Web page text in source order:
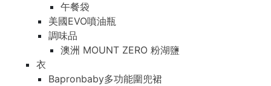
午餐袋
美國EVO噴油瓶
調味品
澳洲 MOUNT ZERO 粉湖鹽
衣
Bapronbaby多功能圍兜裙